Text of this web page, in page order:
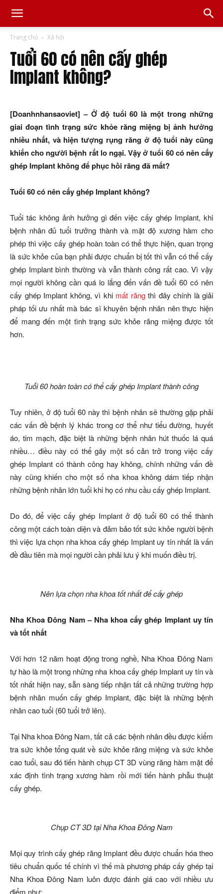
Trang chủ Xã hội
Tuổi 60 có nên cấy ghép
Implant không?
[Doanhnhansaoviet] – Ở độ tuổi 60 là một trong những
giai đoạn tình trạng sức khỏe răng miệng bị ảnh hưởng
nhiều nhất, và hiện tượng rụng răng ở độ tuổi này cũng
khiến cho người bệnh rất lo ngại. Vậy ở tuổi 60 có nên cấy
ghép Implant không để phục hồi răng đã mất?
Tuổi 60 có nên cấy ghép Implant không?
Tuổi tác không ảnh hưởng gì đến việc cấy ghép Implant, khi
bệnh nhân đủ tuổi trưởng thành và mật độ xương hàm cho
phép thì việc cấy ghép hoàn toàn có thể thực hiện, quan trọng
là sức khỏe của bạn phải được chuẩn bị tốt thì vẫn có thể cấy
ghép Implant bình thường và vẫn thành công rất cao. Vì vậy
mọi người không cần quá lo lắng đến vấn đề tuổi 60 có nên
cấy ghép Implant không, vì khi mất răngthì đây chính là giải
pháp tối ưu nhất mà bác sĩ khuyên bệnh nhân nên thực hiện
để mang đến một tình trạng sức khỏe răng miệng được tốt
hơn.
Tuổi 60 hoàn toàn có thể cấy ghép Implant thành công
Tuy nhiên, ở độ tuổi 60 này thì bệnh nhân sẽ thường gặp phải
các vấn đề bệnh lý khác trong cơ thể như tiểu đường, huyết
áo, tim mạch, đặc biệt là những bệnh nhân hút thuốc lá quá
nhiều… điều này có thể gây một số cản trở trong việc cấy
ghép Implant có thành công hay không, chính những vấn đề
này cũng khiến cho một số nha khoa không dám tiếp nhận
những bệnh nhân lớn tuổi khi họ có nhu cầu cấy ghép Implant.
Do đó, để việc cấy ghép Implant ở độ tuổi 60 có thể thành
công một cách toàn diện và đảm bảo tốt sức khỏe người bệnh
thì việc lựa chọn nha khoa cấy ghép Implant uy tín nhất là vấn
đề đầu tiên mà mọi người cần phải lưu ý khi muốn điều trị.
Nên lựa chọn nha khoa tốt nhất để cấy ghép
Nha Khoa Đông Nam – Nha khoa cấy ghép Implant uy tín
và tốt nhất
Với hơn 12 năm hoạt động trong nghề, Nha Khoa Đông Nam
tự hào là một trong những nha khoa cấy ghép Implant uy tín và
tốt nhất hiện nay, sẵn sàng tiếp nhận tất cả những trường hợp
bệnh nhân muốn cấy ghép Implant, đặc biệt là những bệnh
nhân cao tuổi (60 tuổi trở lên).
Tại Nha khoa Đông Nam, tất cả các bệnh nhân đều được kiểm
tra sức khỏe tổng quát về sức khỏe răng miệng và sức khỏe
cao tuổi, sau đó tiến hành chụp CT 3D vùng răng hàm mặt để
xác định tình trạng xương hàm rồi mới tiến hành phẫu thuật
cấy ghép.
Chụp CT 3D tại Nha Khoa Đông Nam
Mọi quy trình cấy ghép răng Implant đều được chuẩn hóa theo
tiêu chuẩn quốc tế chính vì thế mà phương pháp cấy ghép tại
Nha Khoa Đông Nam luôn được đánh giá cao với nhiều ưu
điểm như: